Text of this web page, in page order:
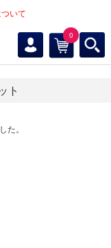
いて
0
ト
た。